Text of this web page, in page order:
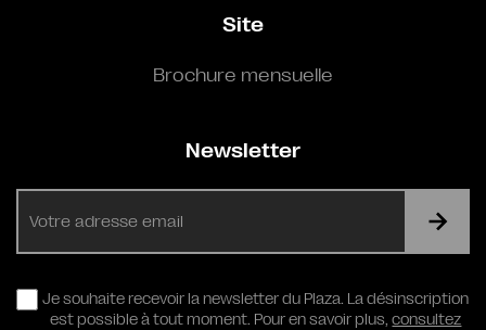
Site
Brochure mensuelle
Newsletter
RGPD
Je souhaite recevoir la newsletter du Plaza. La désinscription
est possible à tout moment. Pour en savoir plus,consultez